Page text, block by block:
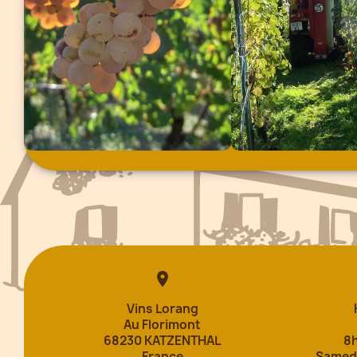

Vins Lorang
Au Florimont
68230 KATZENTHAL